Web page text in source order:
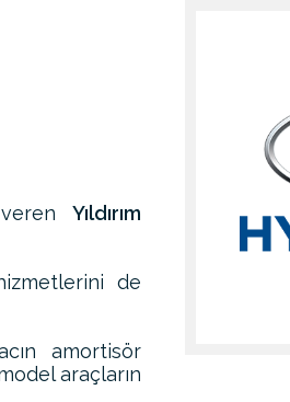
Yıldırım
de
amortisör
araçların